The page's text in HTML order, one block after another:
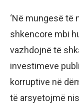
‘Në mungesë të
shkencore mbi
vazhdojnë të
investimeve
korruptive në
të arsyetojmë